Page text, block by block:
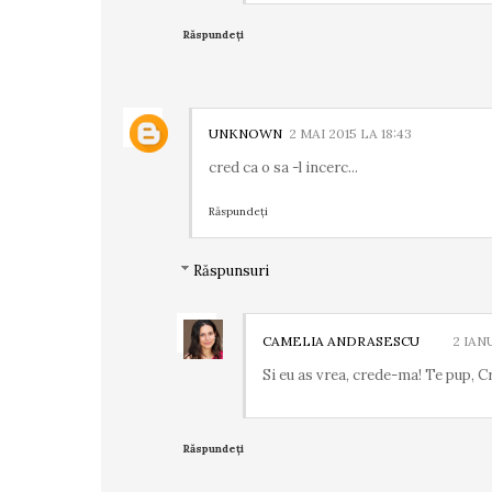
Răspundeți
UNKNOWN 2 MAI 2015 LA 18:43
cred ca o sa -l incerc...
Răspundeți
Răspunsuri
CAMELIA ANDRASESCU 2
Si eu as vrea, crede-ma! Te pup,
Răspundeți